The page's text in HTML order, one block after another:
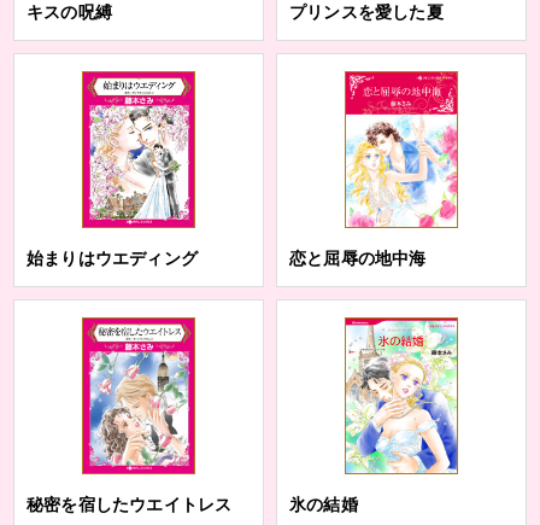
キスの呪縛 プリンスを愛した夏
始まりはウエディング 恋と屈辱の地中海
秘密を宿したウエイトレス 氷の結婚